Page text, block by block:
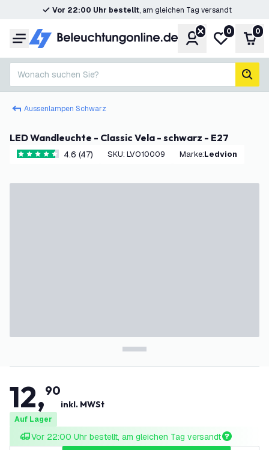
Vor 22:00 Uhr bestellt, am gleichen Tag versandt
Menü KontoMeine
0 0
Wonach suchen Sie?
Aussenlampen Schwarz
LED Wandleuchte - Classic Vela - schwarz - E27
4.6 Bewertungssterne
4.6 (47) SKU: LVO10009 Marke: Ledvion
12,90
inkl. MWSt
Auf Lager
Vor 22:00 Uhr bestellt, am gleichen Tag versandt